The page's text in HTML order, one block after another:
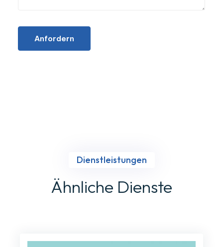
Anfordern
Dienstleistungen
Ähnliche Dienste